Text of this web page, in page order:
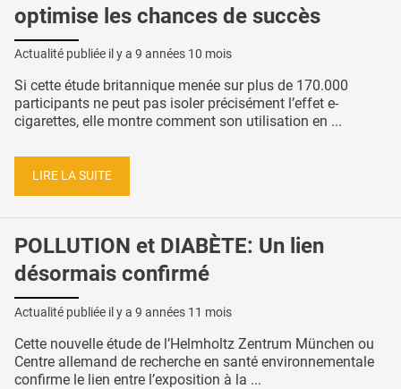
optimise les chances de succès
Actualité publiée il y a 9 années 10 mois
Si cette étude britannique menée sur plus de 170.000
participants ne peut pas isoler précisément l’effet e-
cigarettes, elle montre comment son utilisation en ...
LIRE LA SUITE
POLLUTION et DIABÈTE: Un lien
désormais confirmé
Actualité publiée il y a 9 années 11 mois
Cette nouvelle étude de l’Helmholtz Zentrum München ou
Centre allemand de recherche en santé environnementale
confirme le lien entre l’exposition à la ...